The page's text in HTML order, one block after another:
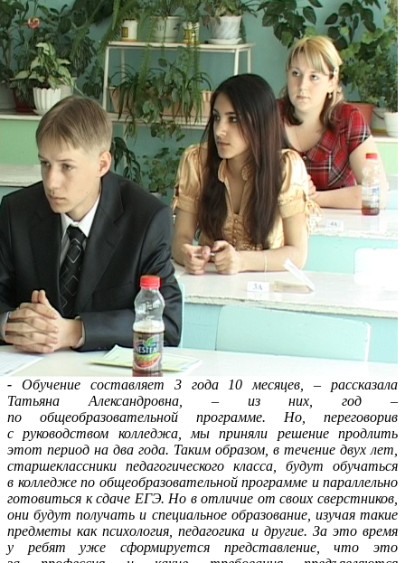
- Обучение составляет 3 года 10 месяцев, – рассказала
Татьяна Александровна, – из них, год –
по общеобразовательной программе. Но, переговорив
с руководством колледжа, мы приняли решение продлить
этот период на два года. Таким образом, в течение двух лет,
старшеклассники педагогического класса, будут обучаться
в колледже по общеобразовательной программе и параллельно
готовиться к сдаче ЕГЭ. Но в отличие от своих сверстников,
они будут получать и специальное образование, изучая такие
предметы как психология, педагогика и другие. За это время
у ребят уже сформируется представление, что это